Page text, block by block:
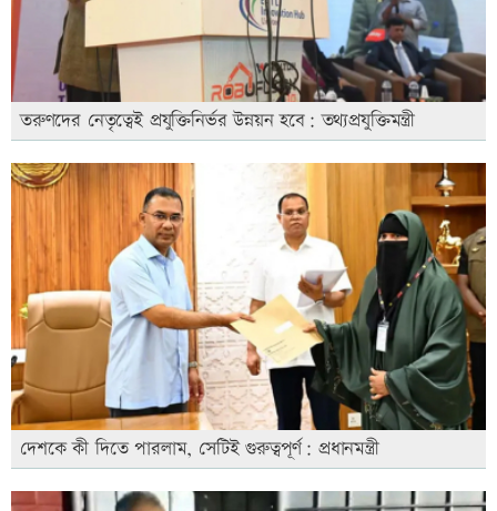
তরুণদের নেতৃত্বেই প্রযুক্তিনির্ভর উন্নয়ন হবে: তথ্যপ্রযুক্তিমন্ত্রী
দেশকে কী দিতে পারলাম, সেটিই গুরুত্বপূর্ণ: প্রধানমন্ত্রী